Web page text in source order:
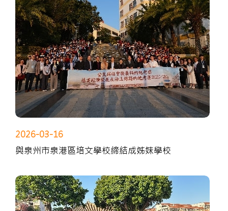
2026-03-16
與泉州市泉港區培文學校締結成姊妹學校